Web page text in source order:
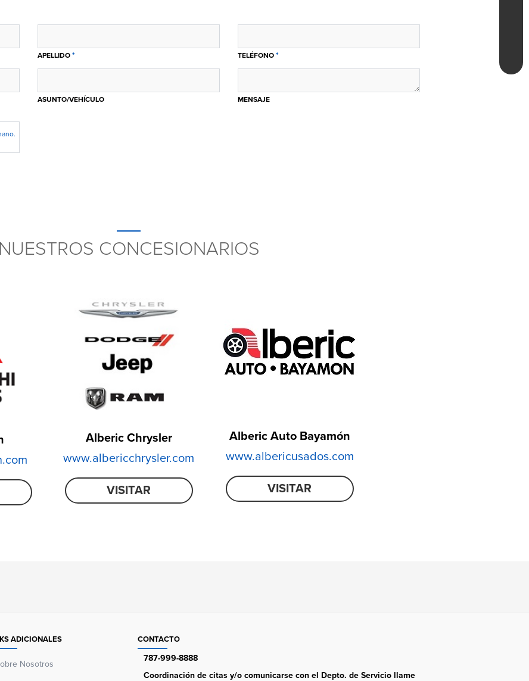
APELLIDO * TELÉFONO *
ASUNTO/VEHÍCULO MENSAJE
NUESTROS CONCESIONARIOS
Alberic Chrysler
www.albericchrysler.com
VISITAR
Alberic Auto Bayamón
www.albericusados.com
VISITAR
ADICIONALES
Nosotros
CONTACTO
787-999-8888
Coordinación de citas y/o comunicarse con el Depto. de Servicio llame